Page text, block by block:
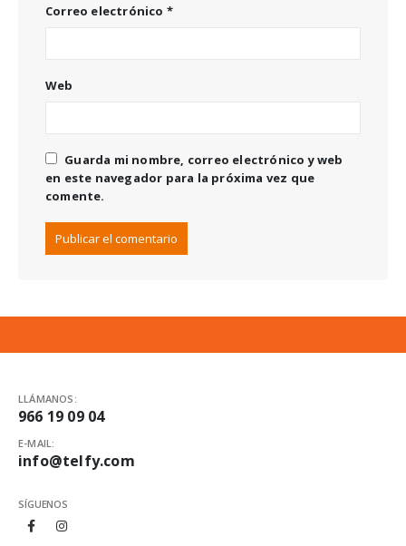
Correo electrónico *
Web
Guarda mi nombre, correo electrónico y web
en este navegador para la próxima vez que
comente.
LLÁMANOS:
966 19 09 04
E-MAIL:
info@telfy.com
SÍGUENOS